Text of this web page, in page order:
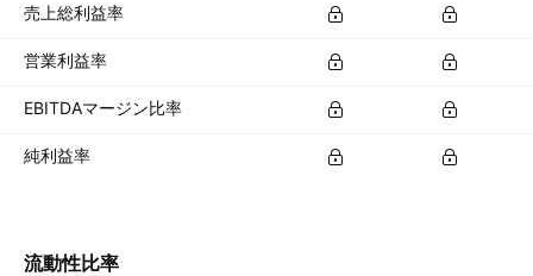
売上総利益率
営業利益率
EBITDAマージン比率
純利益率
流動性比率